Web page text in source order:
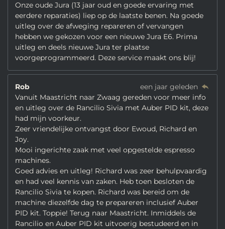
Onze oude Jura (13 jaar oud en goede ervaring met
eerdere reparaties) liep op de laatste benen. Na goede
uitleg over de afweging repareren of vervangen
hebben we gekozen voor een nieuwe Jura E6. Prima
uitleg en deels nieuwe Jura ter plaatse
voorgeprogrammeerd. Deze service maakt ons blij!
Rob
een jaar geleden
Vanuit Maastricht naar Zwaag gereden voor meer info
en uitleg over de Rancilio Sivia met Auber PID kit, deze
had mijn voorkeur.
Zeer vriendelijke ontvangst door Ewoud, Richard en
Joy.
Mooi ingerichte zaak met veel opgestelde espresso
machines.
Goed advies en uitleg! Richard was zeer behulpvaardig
en had veel kennis van zaken. Heb toen besloten de
Rancilio Sivia te kopen. Richard was bereid om de
machine diezelfde dag te prepareren inclusief Auber
PID kit. Toppie! Terug naar Maastricht. Inmiddels de
Rancilio en Auber PID kit uitvoerig bestudeerd en in